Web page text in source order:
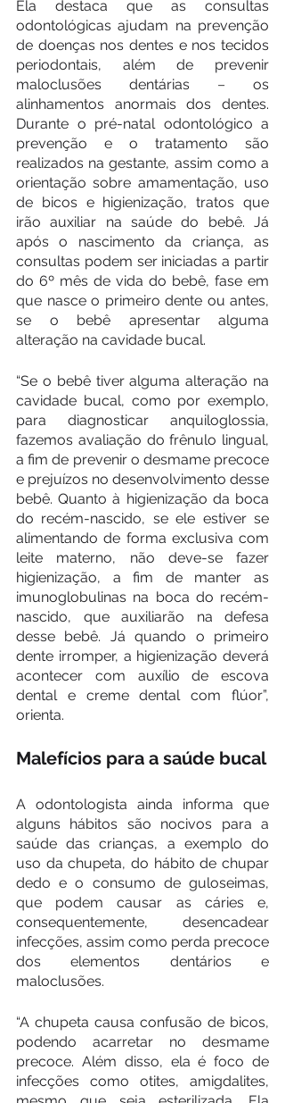
Ela destaca que as consultas
odontológicas ajudam na prevenção
de doenças nos dentes e nos tecidos
periodontais, além de prevenir
maloclusões dentárias – os
alinhamentos anormais dos dentes.
Durante o pré-natal odontológico a
prevenção e o tratamento são
realizados na gestante, assim como a
orientação sobre amamentação, uso
de bicos e higienização, tratos que
irão auxiliar na saúde do bebê. Já
após o nascimento da criança, as
consultas podem ser iniciadas a partir
do 6º mês de vida do bebê, fase em
que nasce o primeiro dente ou antes,
se o bebê apresentar alguma
alteração na cavidade bucal.
“Se o bebê tiver alguma alteração na
cavidade bucal, como por exemplo,
para diagnosticar anquiloglossia,
fazemos avaliação do frênulo lingual,
a fim de prevenir o desmame precoce
e prejuízos no desenvolvimento desse
bebê. Quanto à higienização da boca
do recém-nascido, se ele estiver se
alimentando de forma exclusiva com
leite materno, não deve-se fazer
higienização, a fim de manter as
imunoglobulinas na boca do recém-
nascido, que auxiliarão na defesa
desse bebê. Já quando o primeiro
dente irromper, a higienização deverá
acontecer com auxílio de escova
dental e creme dental com flúor”,
orienta.
Malefícios para a saúde bucal
A odontologista ainda informa que
alguns hábitos são nocivos para a
saúde das crianças, a exemplo do
uso da chupeta, do hábito de chupar
dedo e o consumo de guloseimas,
que podem causar as cáries e,
consequentemente, desencadear
infecções, assim como perda precoce
dos elementos dentários e
maloclusões.
“A chupeta causa confusão de bicos,
podendo acarretar no desmame
precoce. Além disso, ela é foco de
infecções como otites, amigdalites,